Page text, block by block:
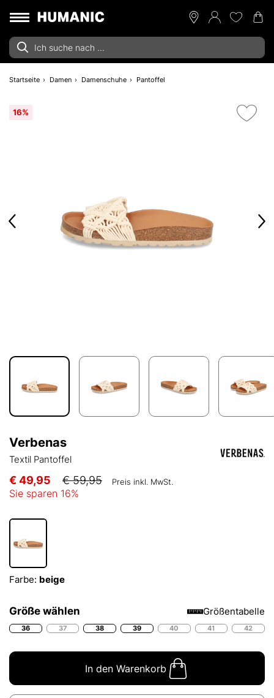
Startseite Damen Damenschuhe Pantoffel
16%
Verbenas
Textil Pantoffel
€ 49,95 € 59,95 Preis inkl. MwSt.
Sie sparen 16%
Farbe: beige
Größe wählen Größentabelle
36 37 38 39 40 41 42
In den Warenkorb